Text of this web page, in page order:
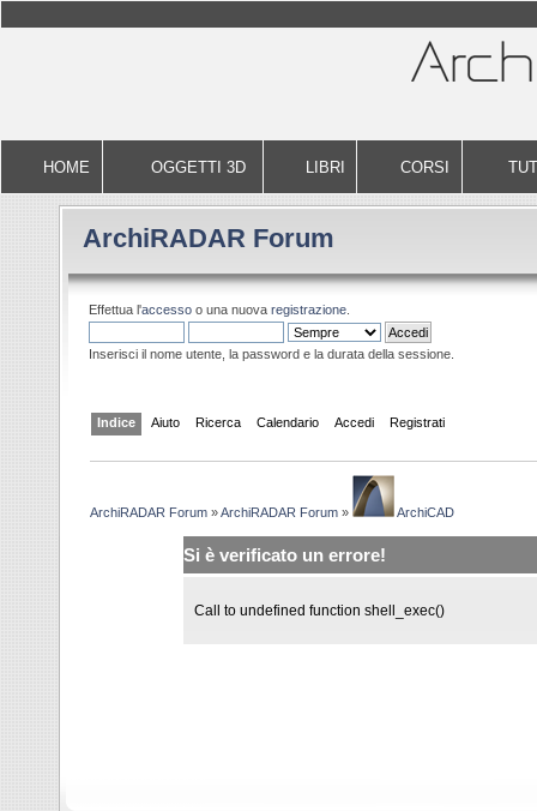
HOME OGGETTI 3D LIBRI CORSI
ArchiRADAR Forum
Effettua l'accesso o una nuova registrazione.
Inserisci il nome utente, la password e la durata della sessione.
Indice Aiuto Ricerca Calendario Accedi Registrati
ArchiRADAR Forum »ArchiRADAR Forum » ArchiCAD
Si è verificato un errore!
Call to undefined function shell_exec()